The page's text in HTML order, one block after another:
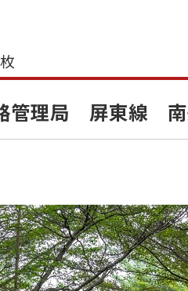
管理局 屏東線